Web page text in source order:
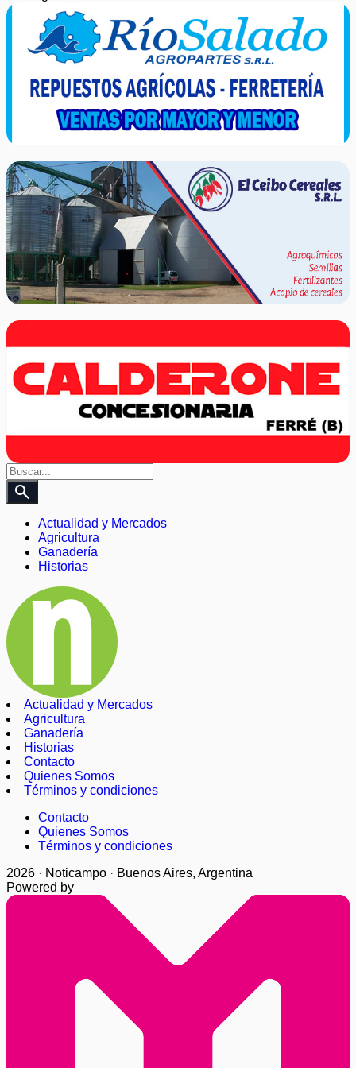
search
Actualidad y Mercados
Agricultura
Ganadería
Historias
Actualidad y Mercados
Agricultura
Ganadería
Historias
Contacto
Quienes Somos
Términos y condiciones
Contacto
Quienes Somos
Términos y condiciones
2026 · Noticampo · Buenos Aires, Argentina
Powered by